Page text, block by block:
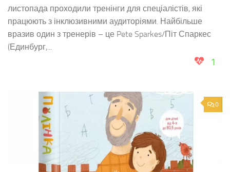
листопада проходили тренінги для спеціалістів, які
працюють з інклюзивними аудиторіями. Найбільше
вразив один з тренерів – це Pete Sparkes/Піт Спаркес
(Единбург,...
1
0